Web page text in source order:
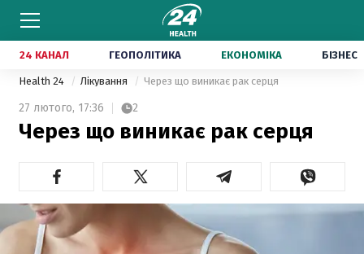
24 КАНАЛ ГЕОПОЛІТИКА ЕКОНОМІКА БІЗНЕС
Health 24 Лікування Через що виникає рак серця
27 лютого, 17:36 2
Через що виникає рак серця